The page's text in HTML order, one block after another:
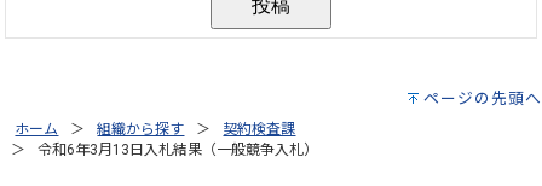
ページの先頭へ
ホーム 組織から探す
契約検査課
令和6年3月13日入札結果（一般競争入札）